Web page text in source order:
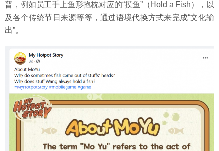
普，例如员工手上鱼形抱枕对应的“摸鱼”（Hold a Fish），以
及各个传统节日来源等等，通过语境代换方式来完成“文化输
出”。